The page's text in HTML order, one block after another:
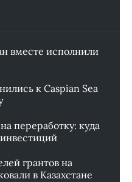
вместе исполнили
к Caspian Sea
переработку: куда
грантов на
в Казахстане